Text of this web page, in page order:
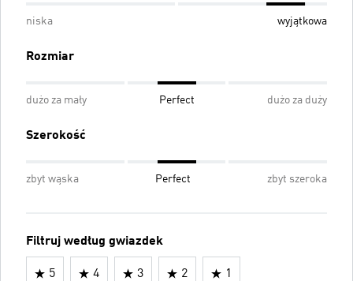
niska wyjątkowa
Rozmiar
dużo za mały Perfect dużo za duży
Szerokość
zbyt wąska Perfect zbyt szeroka
Filtruj według gwiazdek
5 4 3 2 1